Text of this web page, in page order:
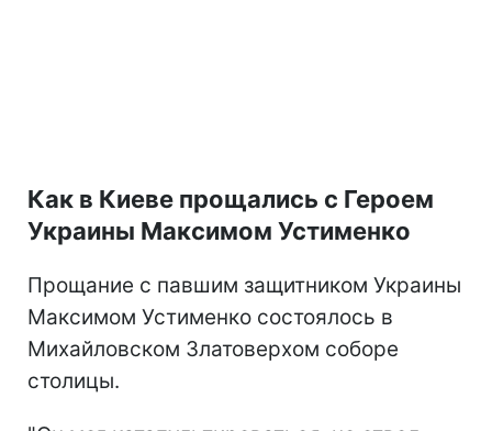
Как в Киеве прощались с Героем
Украины Максимом Устименко
Прощание с павшим защитником Украины
Максимом Устименко состоялось в
Михайловском Златоверхом соборе
столицы.